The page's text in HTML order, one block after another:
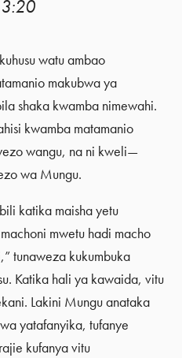
watu ambao
makubwa ya
shaka kwamba nimewahi.
kwamba matamanio
wangu, na ni kweli—
wa Mungu.
katika maisha yetu
mwetu hadi macho
tunaweza kukumbuka
Katika hali ya kawaida, vitu
Lakini Mungu anataka
yatafanyika, tufanye
kufanya vitu